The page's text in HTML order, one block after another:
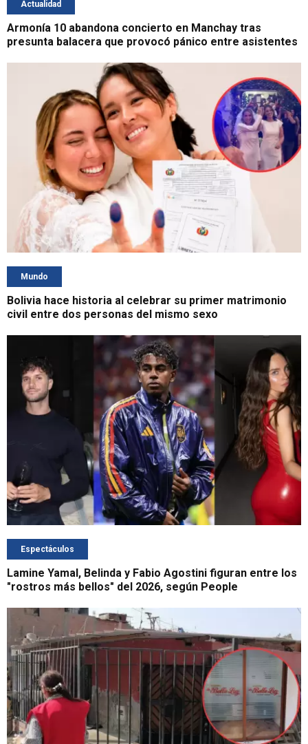
Actualidad
Armonía 10 abandona concierto en Manchay tras
presunta balacera que provocó pánico entre asistentes
Mundo
Bolivia hace historia al celebrar su primer matrimonio
civil entre dos personas del mismo sexo
Espectáculos
Lamine Yamal, Belinda y Fabio Agostini figuran entre los
"rostros más bellos" del 2026, según People